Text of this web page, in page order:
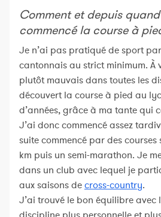
Comment et depuis
commencé la course à
Je n’ai pas pratiqué de sport
cantonnais au strict minimum. À
plutôt mauvais dans toutes les
découvert la course à pied au
d’années, grâce à ma tante qui
J’ai donc commencé assez
suite commencé par des courses
km puis un semi-marathon. Je
dans un club avec lequel je
aux saisons decross-country.
J’ai trouvé le bon équilibre avec